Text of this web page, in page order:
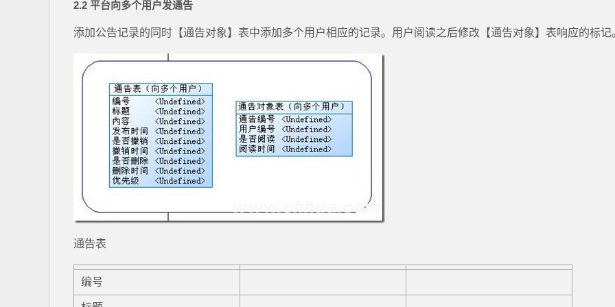
2.2 平台向多个用户发通告
添加公告记录的同时【通告对象】表中添加多个用户相应的记录。用户阅读之后修改【通告对象】表响应的标记
通告表
编号